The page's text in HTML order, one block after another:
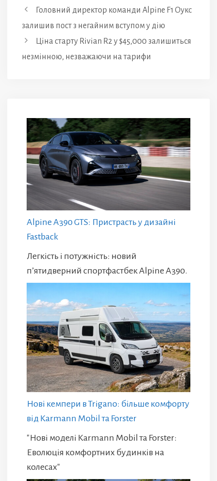
Головний директор команди Alpine F1 Оукс
залишив пост з негайним вступом у дію
Ціна старту Rivian R2 у $45,000 залишиться
незмінною, незважаючи на тарифи
Alpine A390 GTS: Пристрасть у дизайні
Fastback
Легкість і потужність: новий
п’ятидверний спортфастбек Alpine A390.
Нові кемпери в Trigano: більше комфорту
від Karmann Mobil та Forster
"Нові моделі Karmann Mobil та Forster:
Еволюція комфортних будинків на
колесах"